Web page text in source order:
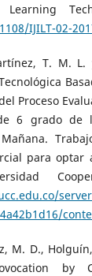
IJILT-02-
T. M.
Proceso
6 grado de
para optar
M. D.,
by